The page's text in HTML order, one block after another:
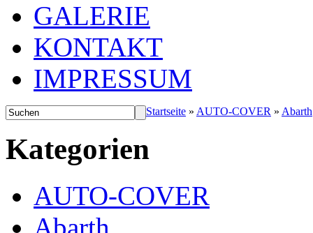
GALERIE
KONTAKT
IMPRESSUM
Startseite » AUTO-COVER » Abarth
Kategorien
AUTO-COVER
Abarth